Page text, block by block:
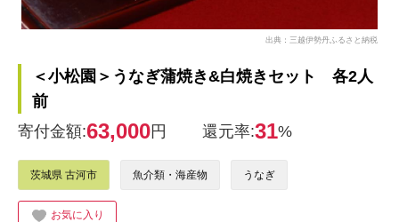
出典：三越伊勢丹ふるさと納税
＜小松園＞うなぎ蒲焼き&白焼きセット 各2人
前
寄付金額:63,000円 還元率:31%
茨城県 古河市 魚介類・海産物 うなぎ
お気に入り